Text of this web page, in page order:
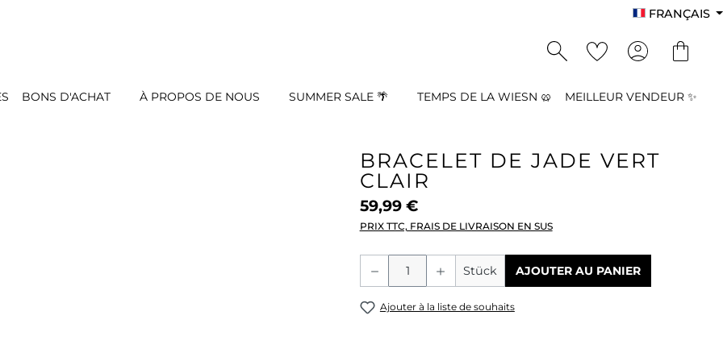
FRANÇAIS
BONS D'ACHAT À PROPOS DE NOUS SUMMER SALE 🌴 TEMPS DE LA WIESN 🥨 MEILLEUR VENDEUR ✨
BRACELET DE JADE VERT
CLAIR
59,99 €
PRIX TTC, FRAIS DE LIVRAISON EN SUS
Quantité de produit : Entrez la
Stück AJOUTER AU PANIER
Ajouter à la liste de souhaits